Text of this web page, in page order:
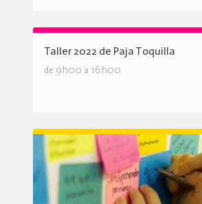
Taller 2022 de Paja Toquilla
de 9h00 a 16h00